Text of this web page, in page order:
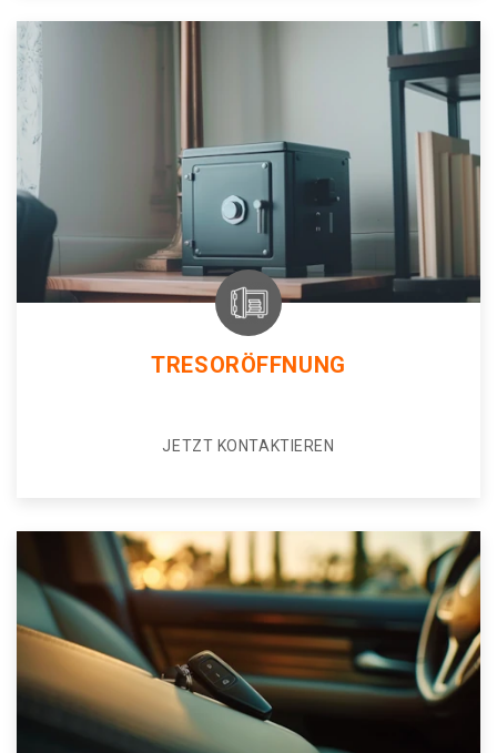
TRESORÖFFNUNG
JETZT KONTAKTIEREN